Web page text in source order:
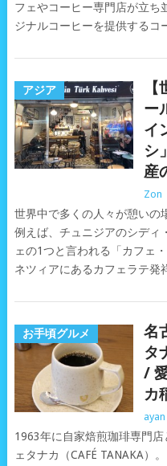
フェやコーヒー専門店が立ち
ジナルコーヒーを提供するコ
アジア
ー
イ
シ
産
Zon
世界中で多くの人々が憩いの
例えば、チュニジアのシディ
ェの1つと言われる「カフェ
ネツィアにあるカフェラテ発
お手頃グルメ
名
タ
/
カ
ayan
1963年に自家焙煎珈琲専門
ェタナカ（CAFÉ TANAKA）